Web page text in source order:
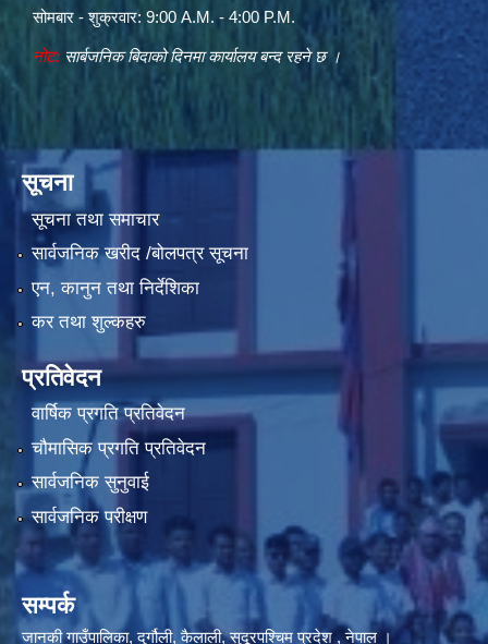
सोमबार - शुक्रवार: 9:00 A.M. - 4:00 P.M.
नोट: सार्बजनिक बिदाको दिनमा कार्यालय बन्द रहने छ ।
सूचना
सूचना तथा समाचार
सार्वजनिक खरीद /बोलपत्र सूचना
एन, कानुन तथा निर्देशिका
कर तथा शुल्कहरु
प्रतिवेदन
वार्षिक प्रगति प्रतिवेदन
चौमासिक प्रगति प्रतिवेदन
सार्वजनिक सुनुवाई
सार्वजनिक परीक्षण
सम्पर्क
जानकी गाउँपालिका, दुर्गौली, कैलाली, सुदूरपश्चिम प्रदेश , नेपाल ।